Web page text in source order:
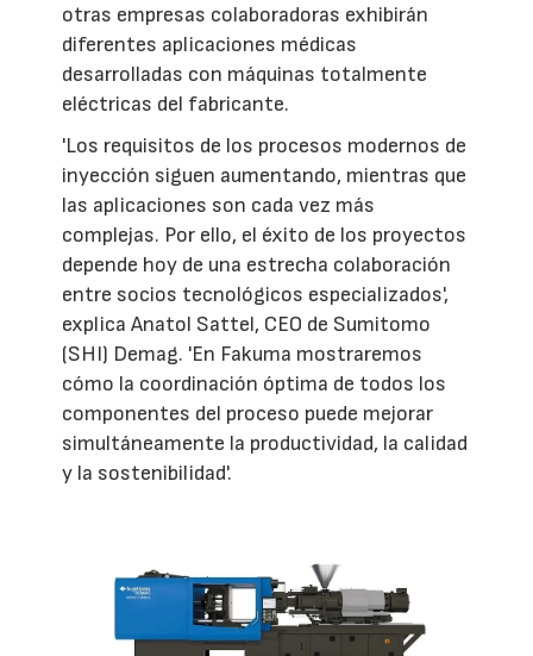
otras empresas colaboradoras exhibirán
diferentes aplicaciones médicas
desarrolladas con máquinas totalmente
eléctricas del fabricante.
'Los requisitos de los procesos modernos de
inyección siguen aumentando, mientras que
las aplicaciones son cada vez más
complejas. Por ello, el éxito de los proyectos
depende hoy de una estrecha colaboración
entre socios tecnológicos especializados',
explica Anatol Sattel, CEO de Sumitomo
(SHI) Demag. 'En Fakuma mostraremos
cómo la coordinación óptima de todos los
componentes del proceso puede mejorar
simultáneamente la productividad, la calidad
y la sostenibilidad'.